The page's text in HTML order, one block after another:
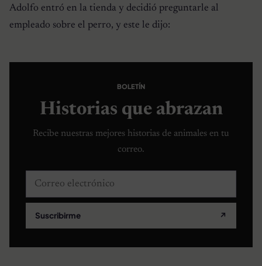
Adolfo entró en la tienda y decidió preguntarle al
empleado sobre el perro, y este le dijo:
BOLETÍN
Historias que abrazan
Recibe nuestras mejores historias de animales en tu
correo.
Correo electrónico
Suscribirme ↗